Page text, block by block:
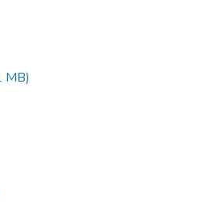
MB)